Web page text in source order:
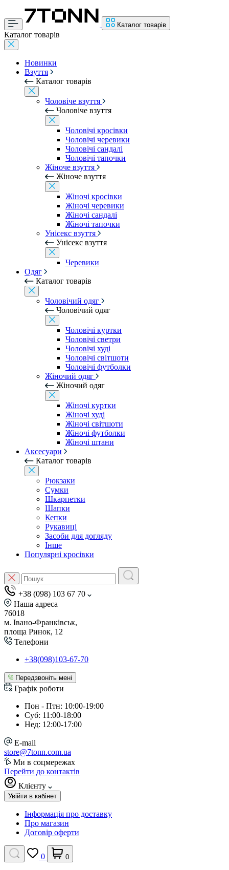
Каталог товарів
Каталог товарів
Новинки
Взуття
Каталог товарів
Чоловіче взуття
Чоловіче взуття
Чоловічі кросівки
Чоловічі черевики
Чоловічі сандалі
Чоловічі тапочки
Жіноче взуття
Жіноче взуття
Жіночі кросівки
Жіночі черевики
Жіночі сандалі
Жіночі тапочки
Унісекс взуття
Унісекс взуття
Черевики
Одяг
Каталог товарів
Чоловічий одяг
Чоловічий одяг
Чоловічі куртки
Чоловічі светри
Чоловічі худі
Чоловічі світшоти
Чоловічі футболки
Жіночий одяг
Жіночий одяг
Жіночі куртки
Жіночі худі
Жіночі світшоти
Жіночі футболки
Жіночі штани
Аксесуари
Каталог товарів
Рюкзаки
Сумки
Шкарпетки
Шапки
Кепки
Рукавиці
Засоби для догляду
Інше
Популярні кросівки
+38 (098) 103 67 70
Наша адреса
76018
м. Івано-Франківськ,
площа Ринок, 12
Телефони
+38(098)103-67-70
Передзвоніть мені
Графік роботи
Пон - Птн: 10:00-19:00
Суб: 11:00-18:00
Нед: 12:00-17:00
E-mail
store@7tonn.com.ua
Ми в соцмережах
Перейти до контактів
Клієнту
Увійти в кабінет
Інформація про доставку
Про магазин
Договір оферти
0 0